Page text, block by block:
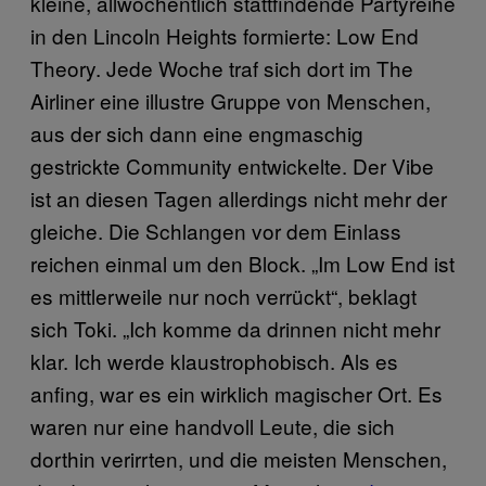
in den Lincoln Heights formierte: Low End
Theory. Jede Woche traf sich dort im The
Airliner eine illustre Gruppe von Menschen,
aus der sich dann eine engmaschig
gestrickte Community entwickelte. Der Vibe
ist an diesen Tagen allerdings nicht mehr der
gleiche. Die Schlangen vor dem Einlass
reichen einmal um den Block. „Im Low End ist
es mittlerweile nur noch verrückt“, beklagt
sich Toki. „Ich komme da drinnen nicht mehr
klar. Ich werde klaustrophobisch. Als es
anfing, war es ein wirklich magischer Ort. Es
waren nur eine handvoll Leute, die sich
dorthin verirrten, und die meisten Menschen,